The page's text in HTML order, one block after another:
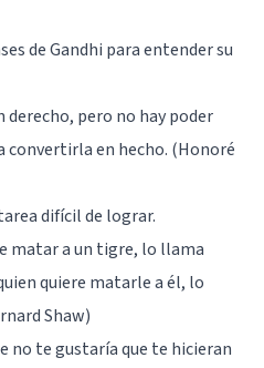
de Gandhi para entender su
derecho, pero no hay poder
convertirla en hecho. (Honoré
difícil de lograr.
matar a un tigre, lo llama
quiere matarle a él, lo
Shaw)
no te gustaría que te hicieran